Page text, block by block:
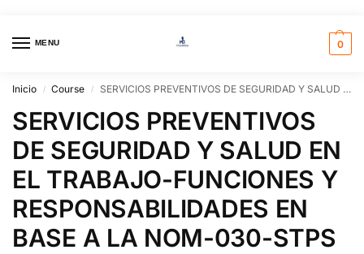
MENU 0
Inicio / Course / SERVICIOS PREVENTIVOS DE SEGURIDAD Y SALUD EN EL TRABAJO-FUNCIONES Y RESPONSABILIDADES EN BASE A LA NOM-030-STPS
SERVICIOS PREVENTIVOS
DE SEGURIDAD Y SALUD EN
EL TRABAJO-FUNCIONES Y
RESPONSABILIDADES EN
BASE A LA NOM-030-STPS